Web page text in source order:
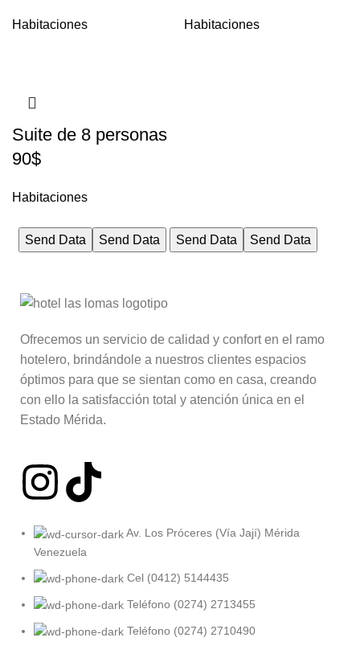
Habitaciones Habitaciones
Suite de 8 personas
90$
Habitaciones
Send Data Send Data Send Data Send Data
Ofrecemos un servicio de calidad y confort en el ramo
hotelero, brindándole a nuestros clientes espacios
óptimos para que se sientan como en casa, creando
con ello la satisfacción total y atención única en el
Estado Mérida.
Av. Los Próceres (Vía Jají) Mérida
Venezuela
Cel (0412) 5144435
Teléfono (0274) 2713455
Teléfono (0274) 2710490